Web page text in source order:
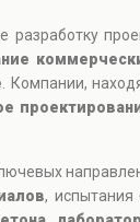
. Компании,
, испытания